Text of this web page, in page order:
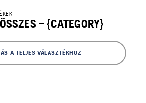
– {CATEGORY}
A TELJES VÁLASZTÉKHOZ